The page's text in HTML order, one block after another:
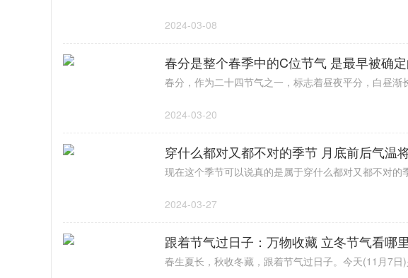
2024-03-08
春分是整个春季中的C位节气 是最早被确
2024-03-20
穿什么都对又都不对的季节 月底前后气温
2024-03-27
跟着节气过日子：万物收藏 立冬节气看哪